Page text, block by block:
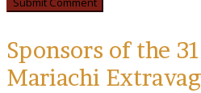
Sponsors of the
Mariachi